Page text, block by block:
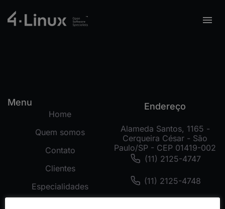
Menu
Home
Quem somos
Contato
Clientes
Especialidades
Endereço
Alameda Santos, 1165 -
Cerqueira César - São
Paulo/SP - CEP 01419-002
(11) 2125-4747
(11) 2125-4748